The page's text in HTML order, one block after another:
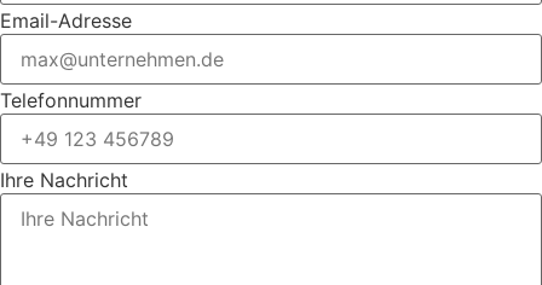
Email-Adresse
Telefonnummer
Ihre Nachricht